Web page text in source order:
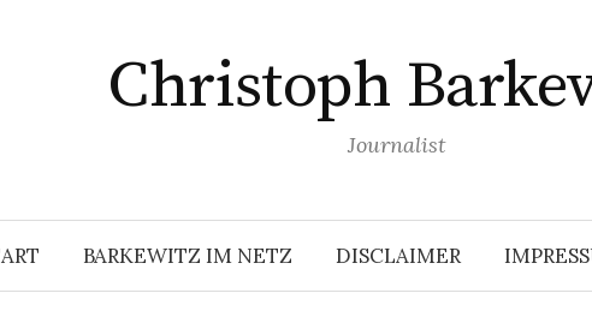
Christoph
Journalist
BARKEWITZ IM NETZ DISCLAIMER